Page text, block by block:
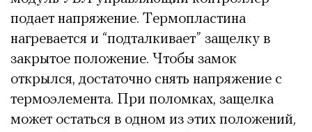
подает напряжение. Термопластина
нагревается и “подталкивает” защелку в
закрытое положение. Чтобы замок
открылся, достаточно снять напряжение с
термоэлемента. При поломках, защелка
может остаться в одном из этих положений,